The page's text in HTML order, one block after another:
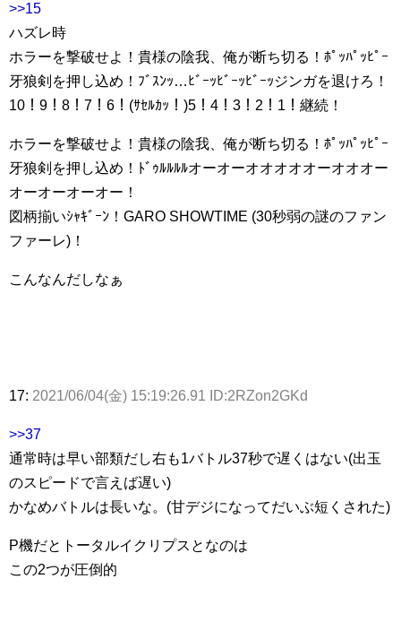
>>15
ハズレ時
ホラーを撃破せよ！貴様の陰我、俺が断ち切る！ﾎﾟｯﾊﾟｯﾋﾟｰ
牙狼剣を押し込め！ﾌﾞｽﾝｯ…ﾋﾞｰｯﾋﾞｰｯﾋﾞｰｯジンガを退けろ！
10！9！8！7！6！(ｻｾﾙｶｯ！)5！4！3！2！1！継続！
ホラーを撃破せよ！貴様の陰我、俺が断ち切る！ﾎﾟｯﾊﾟｯﾋﾟｰ
牙狼剣を押し込め！ﾄﾞｩﾙﾙﾙﾙオーオーオオオオオーオオオー
オーオーオーオー！
図柄揃いｼｬｷﾞｰﾝ！GARO SHOWTIME (30秒弱の謎のファン
ファーレ)！
こんなんだしなぁ
17: 2021/06/04(金) 15:19:26.91 ID:2RZon2GKd
>>37
通常時は早い部類だし右も1バトル37秒で遅くはない(出玉
のスピードで言えば遅い)
かなめバトルは長いな。(甘デジになってだいぶ短くされた)
P機だとトータルイクリプスとなのは
この2つが圧倒的